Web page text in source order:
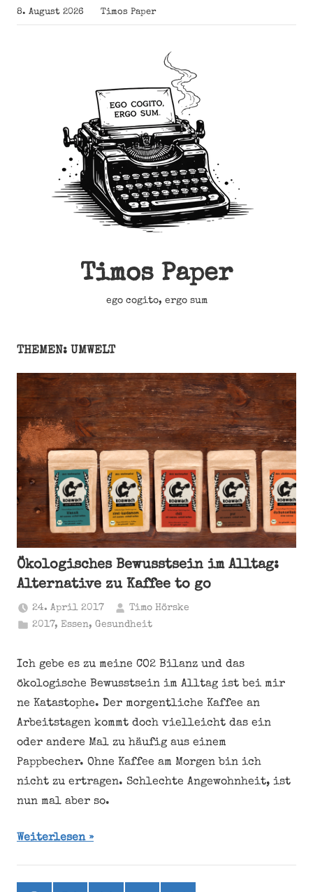
Zum
Inhalt
8. August 2026 Timos Paper
Timos Paper
ego cogito, ergo sum
THEMEN: UMWELT
Ökologisches Bewusstsein im Alltag:
Alternative zu Kaffee to go
24. April 2017
Timo Hörske
2017, Essen,Gesundheit
Ich gebe es zu meine CO2 Bilanz und das
ökologische Bewusstsein im Alltag ist bei mir
ne Katastophe. Der morgentliche Kaffee an
Arbeitstagen kommt doch vielleicht das ein
oder andere Mal zu häufig aus einem
Pappbecher. Ohne Kaffee am Morgen bin ich
nicht zu ertragen. Schlechte Angewohnheit, ist
nun mal aber so.
Weiterlesen